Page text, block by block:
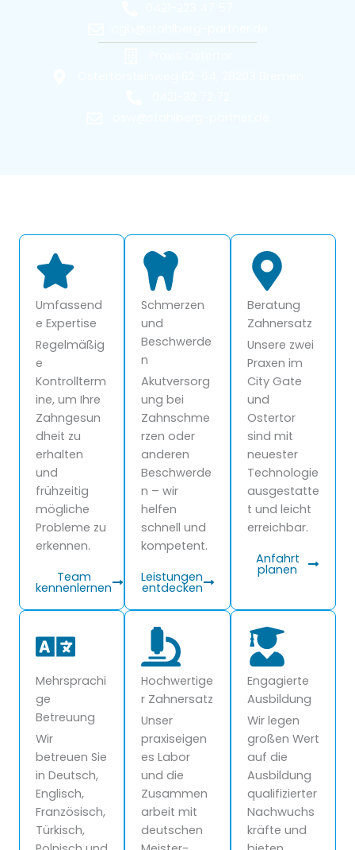
Umfassend
e Expertise
Regelmäßig
e
Kontrollterm
ine, um Ihre
Zahngesun
dheit zu
erhalten
und
frühzeitig
mögliche
Probleme zu
erkennen.
Team
kennenlernen
Schmerzen
und
Beschwerde
n
Akutversorg
ung bei
Zahnschme
rzen oder
anderen
Beschwerde
n – wir
helfen
schnell und
kompetent.
Leistungen
entdecken
Beratung
Zahnersatz
Unsere zwei
Praxen im
City Gate
und
Ostertor
sind mit
neuester
Technologie
ausgestatte
t und leicht
erreichbar.
Anfahrt
planen
Mehrsprachi
ge
Betreuung
Wir
betreuen Sie
in Deutsch,
Englisch,
Französisch,
Türkisch,
Hochwertige
r Zahnersatz
Unser
praxiseigen
es Labor
und die
Zusammen
arbeit mit
deutschen
Engagierte
Ausbildung
Wir legen
großen Wert
auf die
Ausbildung
qualifizierter
Nachwuchs
kräfte und